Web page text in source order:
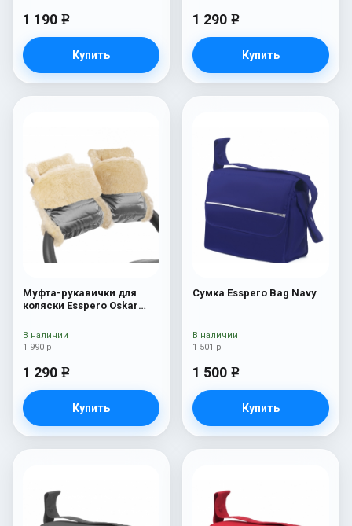
1 190 e
Купить
1 290 e
Купить
Муфта-рукавички для
коляски Esspero Oskar
Graphite
1 990 р
1 290 e
Купить
В наличии
Сумка Esspero Bag Navy
1 501 р
1 500 e
Купить
В наличии